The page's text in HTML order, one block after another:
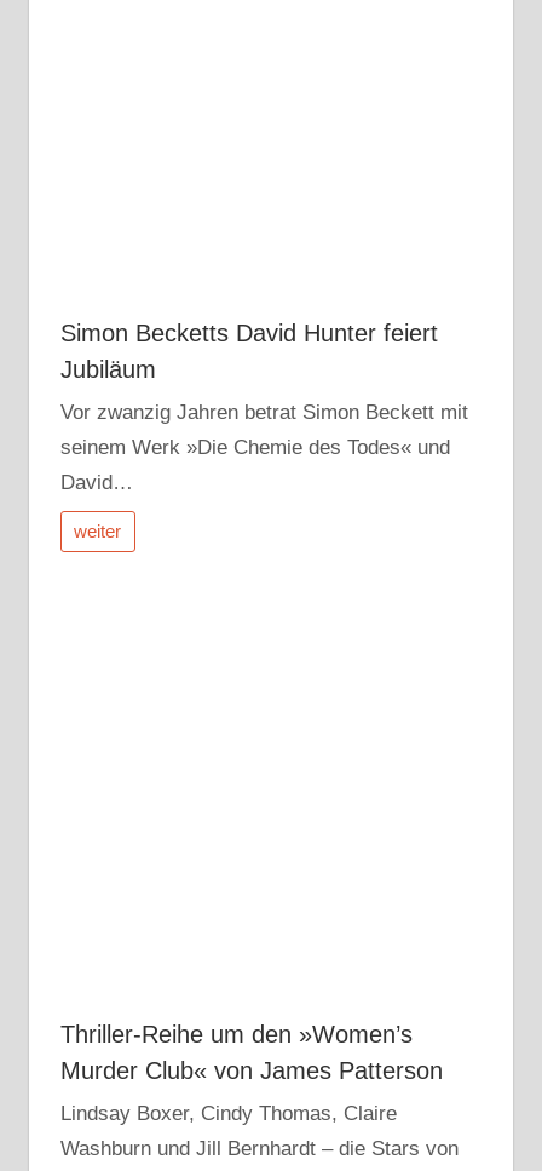
Simon Becketts David Hunter feiert
Jubiläum
Vor zwanzig Jahren betrat Simon Beckett mit
seinem Werk »Die Chemie des Todes« und
David…
weiter
Thriller-Reihe um den »Women’s
Murder Club« von James Patterson
Lindsay Boxer, Cindy Thomas, Claire
Washburn und Jill Bernhardt – die Stars von